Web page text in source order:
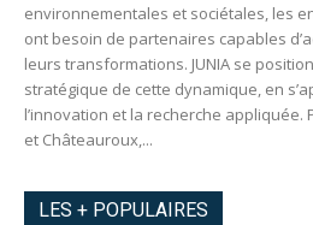
environnementales et sociétales, les
ont besoin de partenaires capables
leurs transformations. JUNIA se
stratégique de cette dynamique, en
l’innovation et la recherche appliquée.
et Châteauroux,...
LES + POPULAIRES